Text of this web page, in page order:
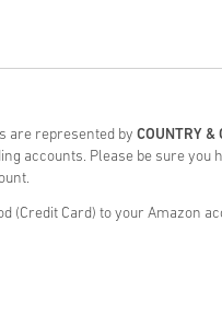
are represented by COUNTRY &
accounts. Please be sure you
(Credit Card) to your Amazon